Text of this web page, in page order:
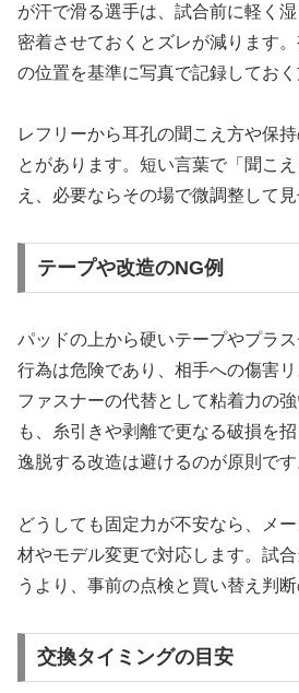
が汗で滑る選手は、試合前に軽く
密着させておくとズレが減ります
の位置を基準に写真で記録しておく
レフリーから耳孔の聞こえ方や保
とがあります。短い言葉で「聞こ
え、必要ならその場で微調整して
テープや改造のNG例
パッドの上から硬いテープやプラ
行為は危険であり、相手への傷害
ファスナーの代替として粘着力の
も、糸引きや剥離で更なる破損を
逸脱する改造は避けるのが原則です
どうしても固定力が不安なら、メ
材やモデル変更で対応します。試
うより、事前の点検と買い替え判断
交換タイミングの目安